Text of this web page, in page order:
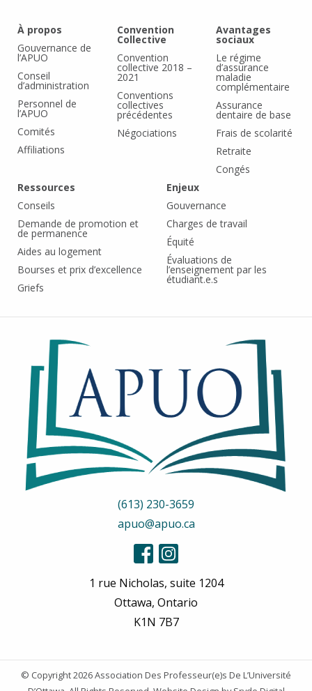
À propos
Gouvernance de
l’APUO
Conseil
d’administration
Personnel de
l’APUO
Comités
Affiliations
Convention
Collective
Convention
collective 2018 –
2021
Conventions
collectives
précédentes
Négociations
Avantages
sociaux
Le régime
d’assurance
maladie
complémentaire
Assurance
dentaire de base
Frais de scolarité
Retraite
Congés
Ressources
Conseils
Demande de promotion et
de permanence
Aides au logement
Bourses et prix d’excellence
Griefs
Enjeux
Gouvernance
Charges de travail
Équité
Évaluations de
l’enseignement par les
étudiant.e.s
(613) 230-3659
apuo@apuo.ca
1 rue Nicholas, suite 1204
Ottawa, Ontario
K1N 7B7
© Copyright 2026Association Des Professeur(e)s De L’Université